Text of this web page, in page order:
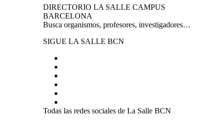
DIRECTORIO LA SALLE CAMPUS
BARCELONA
Busca organismos, profesores, investigadores…
SIGUE LA SALLE BCN
Todas las redes sociales de La Salle BCN